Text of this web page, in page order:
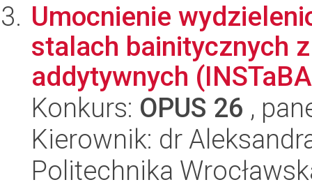
Umocnienie
stalach bainitycznych
addytywnych
Konkurs: OPUS 26 ,
Kierownik: dr
Politechnika